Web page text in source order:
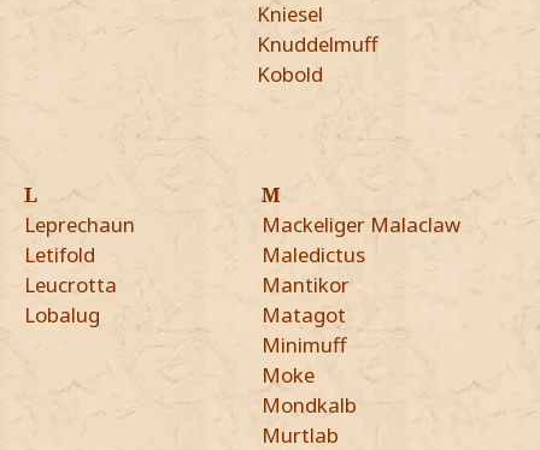
Kniesel
Knuddelmuff
Kobold
L
Leprechaun
Letifold
Leucrotta
Lobalug
M
Mackeliger Malaclaw
Maledictus
Mantikor
Matagot
Minimuff
Moke
Mondkalb
Murtlab